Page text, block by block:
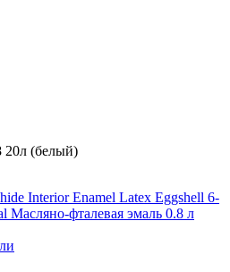
(белый)
Interior Enamel Latex Eggshell 6-
Масляно-фталевая эмаль 0.8 л